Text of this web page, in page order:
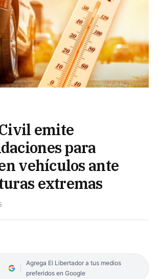
emite
para
vehículos ante
extremas
Agrega El Libertador a tus medios
preferidos en Google